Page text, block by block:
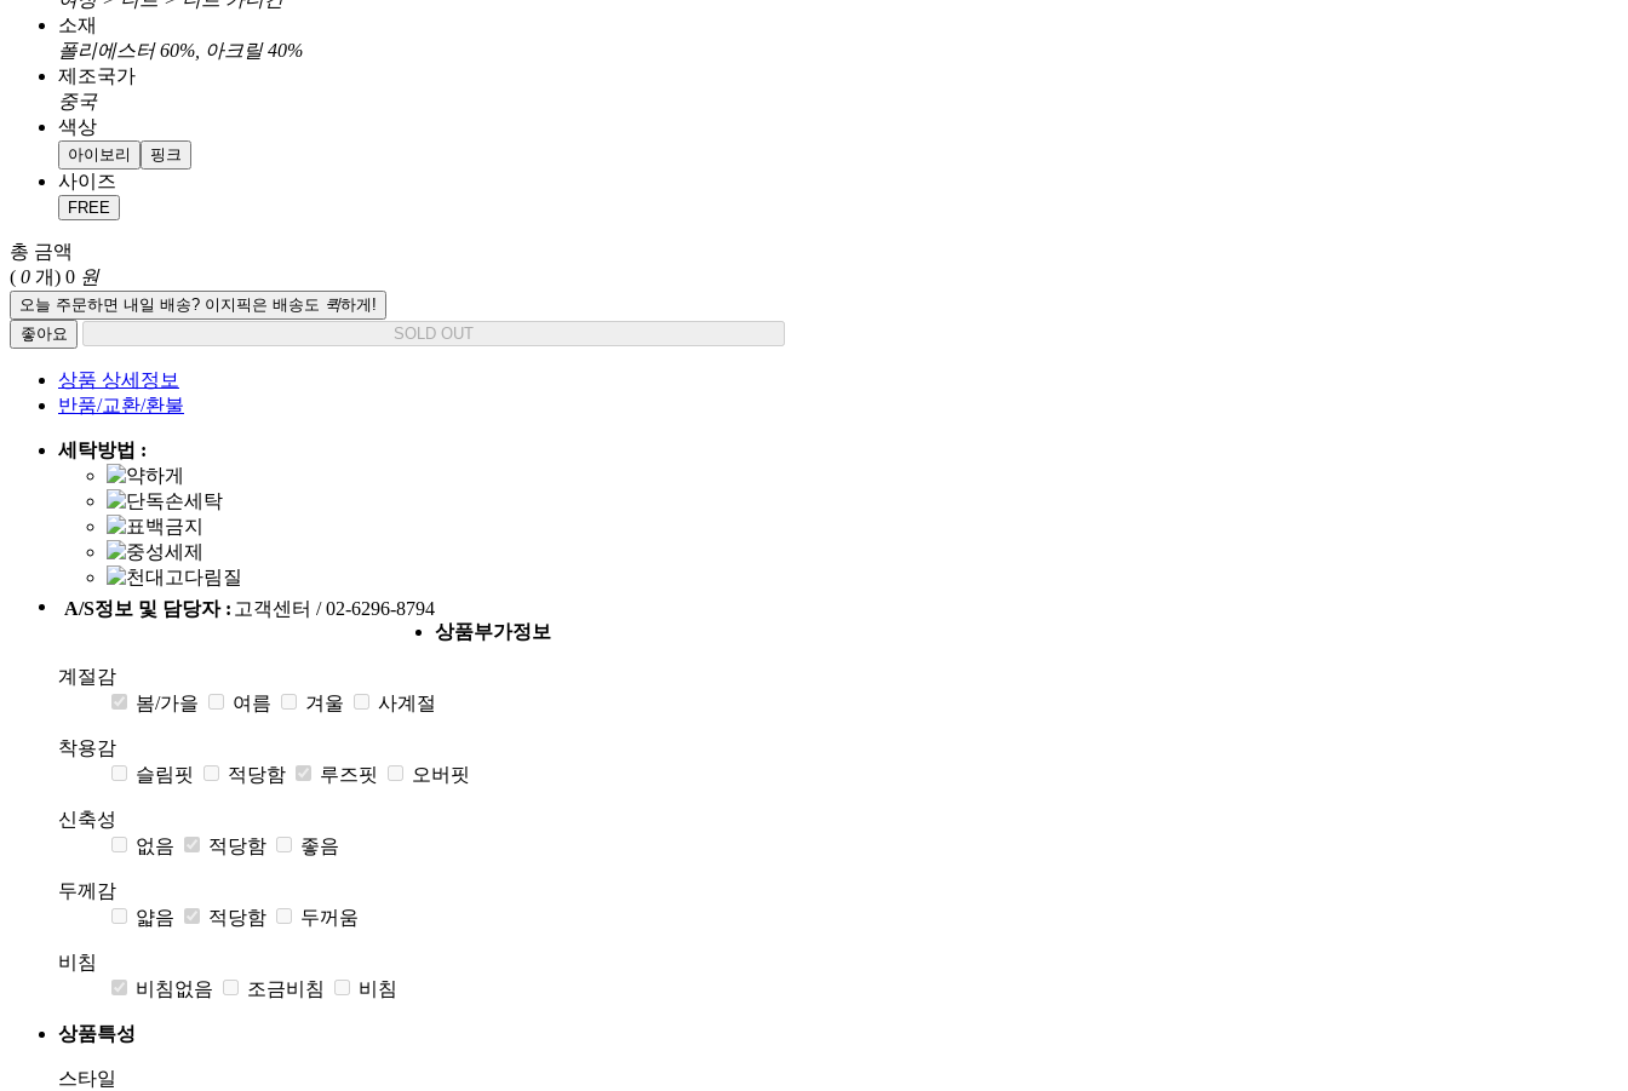
소재
폴리에스터 60%, 아크릴 40%
제조국가
중국
색상
아이보리 핑크
사이즈
FREE
총 금액
( 0 개) 0 원
오늘 주문하면 내일 배송? 이지픽은 배송도 퀵하게!
좋아요
SOLD OUT
상품 상세정보
반품/교환/환불
세탁방법 :
A/S정보 및 담당자 : 고객센터 / 02-6296-8794
상품부가정보
계절감
봄/가을
여름 겨울 사계절
착용감
슬림핏
적당함 루즈핏 오버핏
신축성
없음
적당함 좋음
두께감
얇음
적당함 두꺼움
비침
비침없음
조금비침 비침
상품특성
스타일